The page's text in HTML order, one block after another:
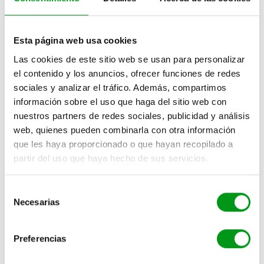
Esta página web usa cookies
Las cookies de este sitio web se usan para personalizar
el contenido y los anuncios, ofrecer funciones de redes
sociales y analizar el tráfico. Además, compartimos
información sobre el uso que haga del sitio web con
nuestros partners de redes sociales, publicidad y análisis
web, quienes pueden combinarla con otra información
que les haya proporcionado o que hayan recopilado a
partir del uso que haya hecho de sus servicios.
Necesarias
Preferencias
para ver algunas fotos, enviar guiños, regalos, etc…
El proceso de búsqueda también se puede realizar por
ubicación geográfica, ya sea porque deseas
encuentros eróticos en algún país o ciudad que vayas
a visitar o para reducir al mínimo el riesgo de que te
pillen.
Recuerda que para tener éxito en Victoria Milan tienes
que estar muy pendiente de las notificaciones y, al
mismo tiempo, tener un perfil bien detallado y con
de usuarios de Victoria Milan solo suelen estar en la
plataforma el tiempo necesario para encontrar a la
persona indicada y las conversaciones suelen ser muy
rápidas y van al grano.